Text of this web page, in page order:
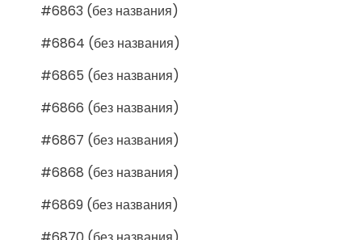
#6863 (без названия)
#6864 (без названия)
#6865 (без названия)
#6866 (без названия)
#6867 (без названия)
#6868 (без названия)
#6869 (без названия)